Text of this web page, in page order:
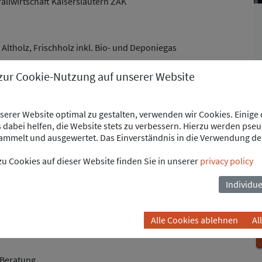
Frischholz inkl. Bio- und Deponiegas
elektrisch mit Einspeisung der erzeugten Wärme in die
der Prozessautomatisierung des kompletten
und Regelung
mit Darstellung und Definition der
Prüfungen mit dem TÜV
mit dem Betrieb
Cookie-Nutzung auf unserer Website
Website optimal zu gestalten, verwenden wir Cookies.
helfen, die Website stets zu verbessern. Hierzu werden
und ausgewertet. Das Einverständnis in die Verwendung
Cookies auf dieser Website finden Sie in unserer privacy policy
Alle Cookies ablehnen